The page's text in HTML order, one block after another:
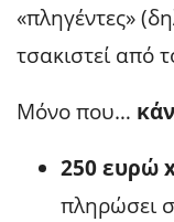
«πληγέντες»
τσακιστεί από
Μόνο που…
250 ευρώ
πληρώσει